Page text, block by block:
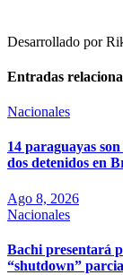
Desarrollado por
Entradas
Nacionales
14 paraguayas
dos detenidos en
Ago 8, 2026
Nacionales
Bachi presentará
“shutdown”